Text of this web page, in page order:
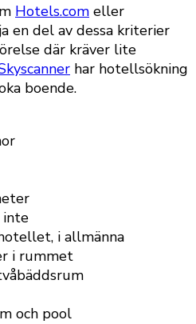
Hotels.com eller
en del av dessa kriterier
där kräver lite
har hotellsökning
boende.
inte
i allmänna
i rummet
och pool